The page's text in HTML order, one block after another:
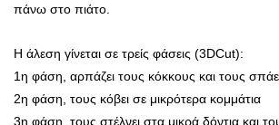
πάνω στο πιάτο.
Η άλεση γίνεται σε τρείς φάσεις (3DCut):
1η φάση, αρπάζει τους κόκκους και τους
2η φάση, τους κόβει σε μικρότερα κομμάτια
3η φάση, τους στέλνει στα μικρά δόντια και